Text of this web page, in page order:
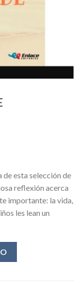
de esta selección de
reflexión acerca
importante: la vida,
les lean un